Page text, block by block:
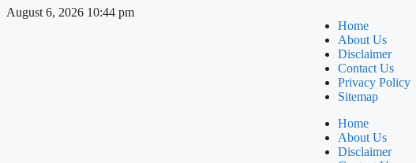
August 6, 2026 10:44 pm
Home
About Us
Disclaimer
Contact Us
Privacy Policy
Sitemap
Home
About Us
Disclaimer